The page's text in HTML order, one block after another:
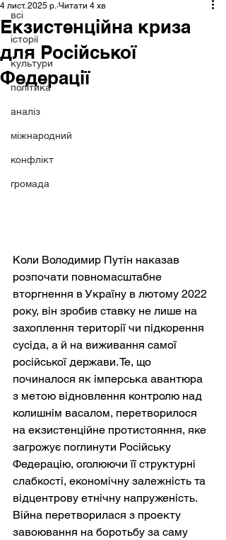
всі
історії
культури
політика
аналіз
міжнародний
конфлікт
громада
Екзистенційна криза
для Російської
Федерації
4 лист. 2025 р. Читати 4 хв
Коли Володимир Путін наказав
розпочати повномасштабне
вторгнення в Україну в лютому 2022
року, він зробив ставку не лише на
захоплення території чи підкорення
сусіда, а й на виживання самої
російської держави. Те, що
починалося як імперська авантюра
з метою відновлення контролю над
колишнім васалом, перетворилося
на екзистенційне протистояння, яке
загрожує поглинути Російську
Федерацію, оголюючи її структурні
слабкості, економічну залежність та
відцентрову етнічну напруженість.
Війна перетворилася з проекту
завоювання на боротьбу за саму